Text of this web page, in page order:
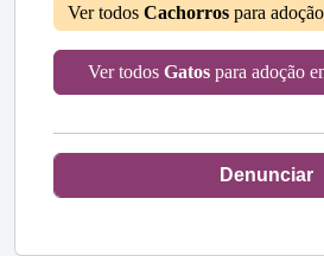
Ver todos Cachorros para
Ver todos Gatospara adoção
Denunciar